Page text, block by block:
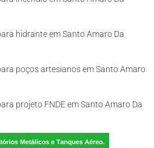
hidrante em Santo Amaro Da
poços artesianos em Santo Amaro
projeto FNDE em Santo Amaro Da